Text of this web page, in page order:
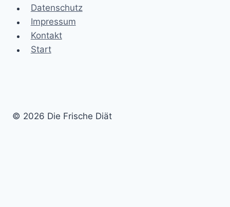
Datenschutz
Impressum
Kontakt
Start
© 2026 Die Frische Diät